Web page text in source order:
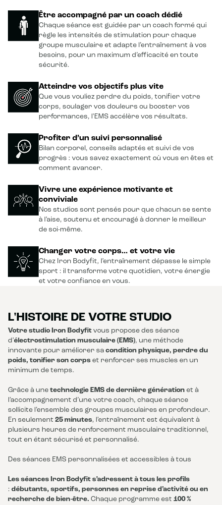
Être accompagné par un coach dédié
Chaque séance est guidée par un coach formé qui
règle les intensités de stimulation pour chaque
groupe musculaire et adapte l’entraînement à vos
besoins, pour un maximum d’efficacité en toute
sécurité.
Atteindre vos objectifs plus vite
Que vous vouliez perdre du poids, tonifier votre
corps, soulager vos douleurs ou booster vos
performances, l'EMS accélère vos résultats.
Profiter d’un suivi personnalisé
Bilan corporel, conseils adaptés et suivi de vos
progrès : vous savez exactement où vous en êtes et
comment avancer.
Vivre une expérience motivante et
conviviale
Nos studios sont pensés pour que chacun se sente
à l’aise, soutenu et encouragé à donner le meilleur
de soi-même.
Changer votre corps… et votre vie
Chez Iron Bodyfit, l’entraînement dépasse le simple
sport : il transforme votre quotidien, votre énergie
et votre confiance en vous.
L'HISTOIRE DE VOTRE STUDIO
Votre studio Iron Bodyfit vous propose des séance
d’électrostimulation musculaire (EMS), une méthode
innovante pour améliorer sa condition physique, perdre du
poids, tonifier son corps et renforcer ses muscles en un
minimum de temps.
Grâce à une technologie EMS de dernière génération et à
l’accompagnement d’une votre coach, chaque séance
sollicite l’ensemble des groupes musculaires en profondeur.
En seulement 25 minutes, l’entraînement est équivalent à
plusieurs heures de renforcement musculaire traditionnel,
tout en étant sécurisé et personnalisé.
Des séances EMS personnalisées et accessibles à tous
Les séances Iron Bodyfit s’adressent à tous les profils
: débutants, sportifs, personnes en reprise d’activité ou en
recherche de bien-être. Chaque programme est 100 %